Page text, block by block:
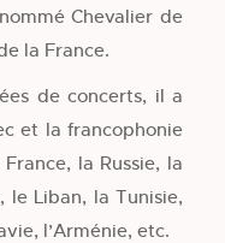
Chevalier de
la France.
de concerts, il a
et la francophonie
la Russie, la
le Liban, la Tunisie,
l’Arménie, etc.